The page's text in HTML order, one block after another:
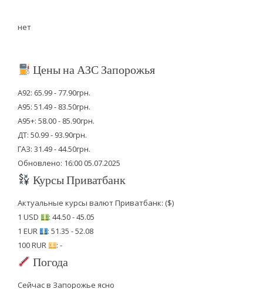
нет
Цены на АЗС Запорожья
А92: 65.99 - 77.90грн.
А95: 51.49 - 83.50грн.
А95+: 58.00 - 85.90грн.
ДТ: 50.99 - 93.90грн.
ГАЗ: 31.49 - 44.50грн.
Обновлено: 16:00 05.07.2025
Курсы Приватбанк
Актуальные курсы валют Приватбанк: ($)
1 USD
: 44.50 - 45.05
1 EUR
: 51.35 - 52.08
100 RUR
: -
Погода
Сейчас в Запорожье ясно